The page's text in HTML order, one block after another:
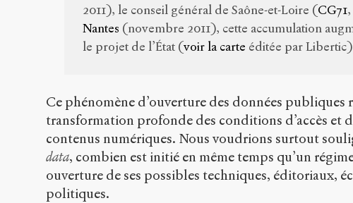
2011), le conseil général de Saône-et-Loire (CG71
Nantes (novembre 2011), cette accumulation
le projet de l’État (voir la carte éditée par
Ce phénomène d’ouverture des données publiques
transformation profonde des conditions d’accès et
contenus numériques. Nous voudrions surtout
data, combien est initié en même temps qu’un
ouverture de ses possibles techniques, éditoriaux,
politiques.